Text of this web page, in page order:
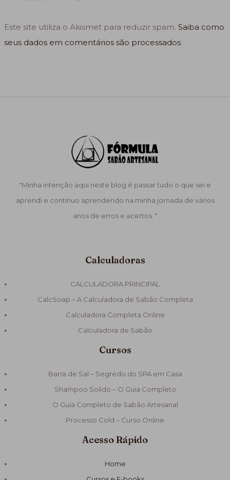
Este site utiliza o Akismet para reduzir spam.Saiba como
seus dados em comentários são processados.
"Minha intenção aqui neste blog é passar tudo o que sei e
aprendi e continuo aprendendo na minha jornada de vários
anos de erros e acertos. "
Calculadoras
CALCULADORA PRINCIPAL
CalcSoap – A Calculadora de Sabão Completa
Calculadora Completa Online
Calculadora de Sabão
Cursos
Barra de Sal – Segredo do SPA em Casa
Shampoo Solido – O Guia Completo
O Guia Completo de Sabão Artesanal
Processo Cold – Curso Online
Acesso Rápido
Home